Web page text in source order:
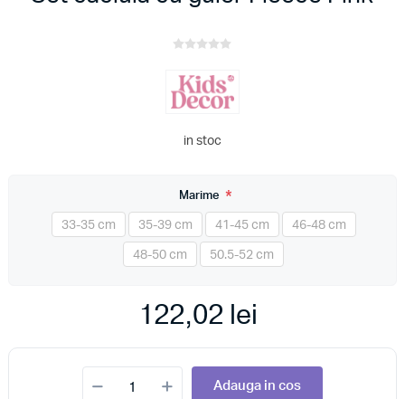
in stoc
Marime *
33-35 cm 35-39 cm 41-45 cm 46-48 cm
48-50 cm 50.5-52 cm
122,02 lei
Adauga in cos